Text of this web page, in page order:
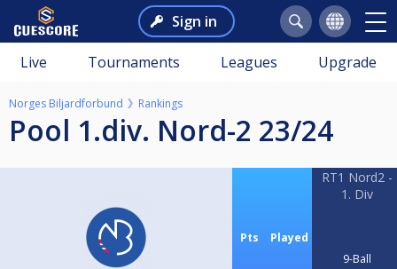
Sign in
Live Tournaments Leagues Upgrade
Norges Biljardforbund Rankings
Pool 1.div. Nord-2 23/24
Pts Played
RT1 Nord2 -
1. Div
9-Ball